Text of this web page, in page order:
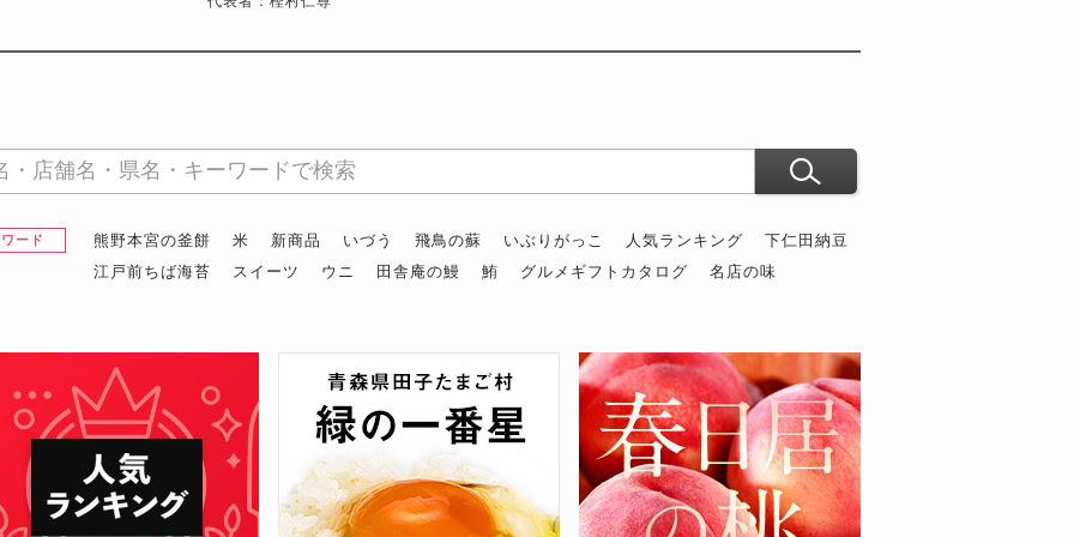
ード 熊野本宮の釜餅 米 新商品 いづう 飛鳥の蘇 いぶりがっこ 人気ランキング
下仁田納豆
江戸前ちば海苔
スイーツ ウニ 田舎庵の鰻 鮪 グルメギフトカタログ 名店の味